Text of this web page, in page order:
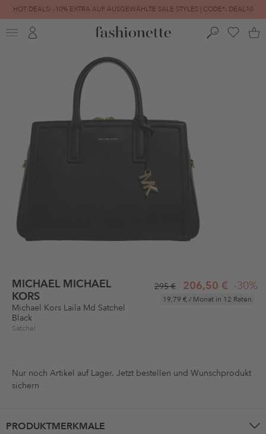
HOT DEALS: -10% EXTRA AUF AUSGEWÄHLTE SALE STYLES | CODE*: DEAL10
FINAL SALE | BIS ZU -80% REDUZIERT
MICHAEL MICHAEL
KORS
Michael Kors Laila Md Satchel
Black
Satchel
295 € 206,50 € -30%
19,79 € / Monat in 12 Raten
Nur noch Artikel auf Lager. Jetzt bestellen und Wunschprodukt
sichern
PRODUKTMERKMALE